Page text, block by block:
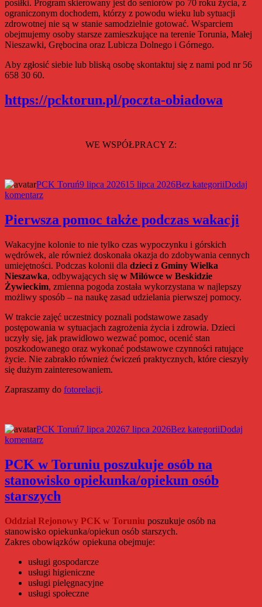
Marszałkowskiego
posiłki. Program skierowany jest do seniorów po 70 roku życia, z
ograniczonym dochodem, którzy z powodu wieku lub sytuacji
zdrowotnej nie są w stanie samodzielnie gotować. Wsparciem
obejmujemy osoby starsze zamieszkujące na terenie Torunia, Małej
Nieszawki, Grębocina oraz Lubicza Dolnego i Górnego.
Aby zgłosić siebie lub bliską osobę skontaktuj się z nami pod nr 56
658 30 60.
https://pcktorun.pl/poczta-obiadowa
WE WSPÓŁPRACY Z:
Autor
PCK ToruńData
9 lipca 202615 lipca 2026Kategorie
Bez kategoriiDodaj
komentarzdo
–
dla
seniorów
w
formie
ciepłego
posiłku
Pierwsza pomoc także podczas wakacji
Wakacyjne kolonie to nie tylko czas wypoczynku i górskich
wędrówek, ale również doskonała okazja do zdobywania cennych
umiejętności. Podczas kolonii dla dzieci z Gminy Wielka
Nieszawka, odbywających się w Milówce w Beskidzie
Żywieckim, zmienna pogoda została wykorzystana w najlepszy
możliwy sposób – na naukę zasad udzielania pierwszej pomocy.
W trakcie zajęć uczestnicy poznali podstawowe zasady
postępowania w sytuacjach zagrożenia życia i zdrowia. Dzieci
uczyły się, jak prawidłowo wezwać pomoc, ocenić stan
poszkodowanego oraz wykonać podstawowe czynności ratujące
życie. Nie zabrakło również ćwiczeń praktycznych, które cieszyły
się dużym zainteresowaniem.
Zapraszamy do fotorelacji.
Autor
PCK ToruńData
7 lipca 20267 lipca 2026Kategorie
Bez kategoriiDodaj
komentarzdo
pomoc
także
podczas
wakacji
PCK w Toruniu poszukuje osób na
stanowisko opiekunka/opiekun osób
starszych
Oddział Rejonowy PCK w Toruniu poszukuje osób na
stanowisko opiekunka/opiekun osób starszych.
Zakres obowiązków opiekuna obejmuje:
usługi gospodarcze
usługi higieniczne
usługi pielęgnacyjne
usługi społeczne